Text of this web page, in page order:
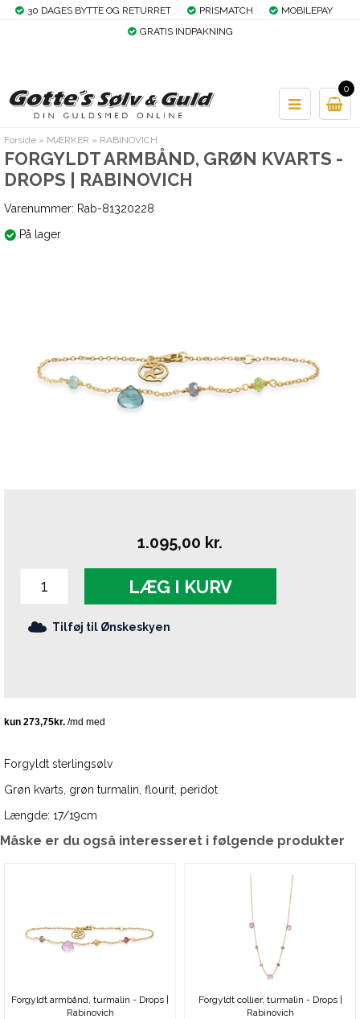
30 DAGES BYTTE OG RETURRET PRISMATCH
MOBILEPAY
GRATIS INDPAKNING
0
Forside » MÆRKER » RABINOVICH
FORGYLDT ARMBÅND, GRØN KVARTS -
DROPS | RABINOVICH
Varenummer: Rab-81320228
På lager
1.095,00 kr.
LÆG I KURV
Tilføj til Ønskeskyen
Forgyldt sterlingsølv
Grøn kvarts, grøn turmalin, flourit, peridot
Længde: 17/19cm
Måske er du også interesseret i følgende produkter
Forgyldt armbånd, turmalin - Drops |
Rabinovich
Forgyldt collier, turmalin - Drops |
Rabinovich